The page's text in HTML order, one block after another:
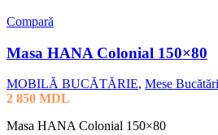
Compară
Masa HANA Colonial 150×80
MOBILĂ BUCĂTĂRIE, Mese
2 850 MDL
Masa HANA Colonial 150×80